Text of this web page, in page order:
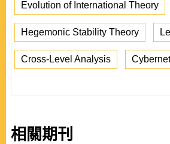
Evolution of International Theory
Hegemonic Stability Theory
Cross-Level Analysis
相關期刊